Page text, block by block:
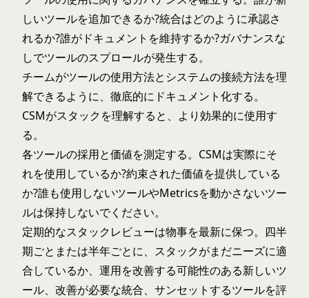
しいツールを追加できるか?統合はどのように承認さ
れるか?誰がドキュメントを維持するか?ガバナンスな
しでツールのスプロールが発生する。
チームがツールの使用方法とシステムの接続方法を理
解できるように、徹底的にドキュメント化する。
CSMがスタックを理解すると、より効果的に使用す
る。
各ツールの採用と価値を測定する。CSMは実際にそ
れを使用しているか?約束された価値を提供している
か?誰も使用しないツールやMetricsを動かさないツー
ルは保持しないでください。
定期的なスタックレビューは物事を最新に保つ。四半
期ごとまたは半年ごとに、スタックがまだニーズに適
合しているか、運用を改善する可能性のある新しいツ
ール、改善が必要な統合、サンセットするツールを評